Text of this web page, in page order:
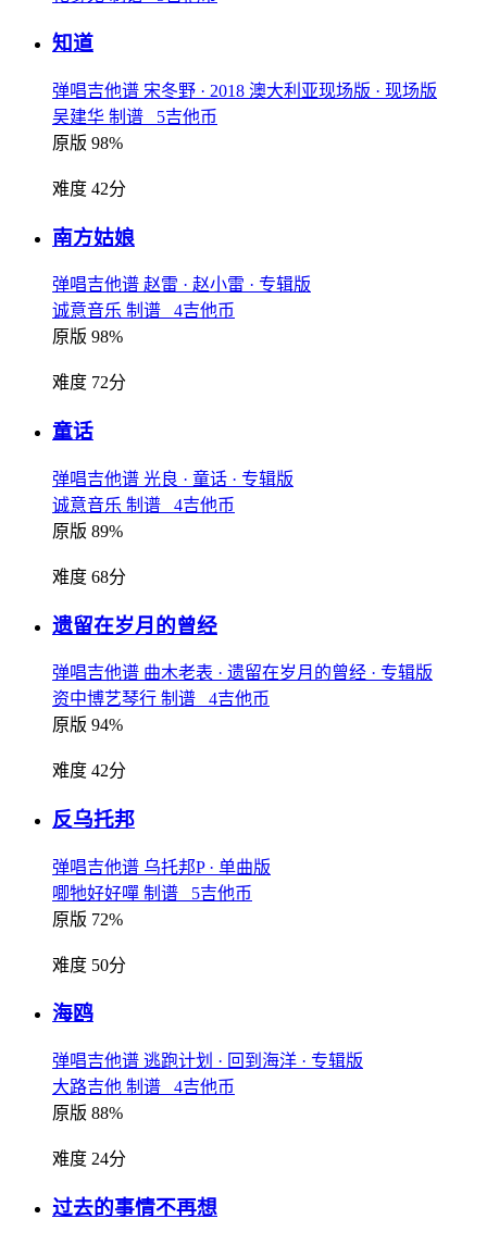
知道
弹唱吉他谱 宋冬野 · 2018 澳大利亚现场版 · 现场版
吴建华 制谱 5吉他币
原版 98%
难度 42分
南方姑娘
弹唱吉他谱 赵雷 · 赵小雷 · 专辑版
诚意音乐 制谱 4吉他币
原版 98%
难度 72分
童话
弹唱吉他谱 光良 · 童话 · 专辑版
诚意音乐 制谱 4吉他币
原版 89%
难度 68分
遗留在岁月的曾经
弹唱吉他谱 曲木老表 · 遗留在岁月的曾经 · 专辑版
资中博艺琴行 制谱 4吉他币
原版 94%
难度 42分
反乌托邦
弹唱吉他谱 乌托邦P · 单曲版
唧牠好好嘽 制谱 5吉他币
原版 72%
难度 50分
海鸥
弹唱吉他谱 逃跑计划 · 回到海洋 · 专辑版
大路吉他 制谱 4吉他币
原版 88%
难度 24分
过去的事情不再想